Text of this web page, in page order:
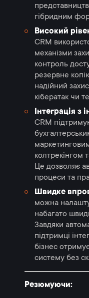
гібридним
Високий
CRM
механізми
контроль
резервне
надійний
кібератак чи
Інтеграція з
CRM
колтрекінгом
Це дозволяє
процеси та
Швидке
можна
набагато
Завдяки
підтримці
бізнес
систему без
Резюмуючи: